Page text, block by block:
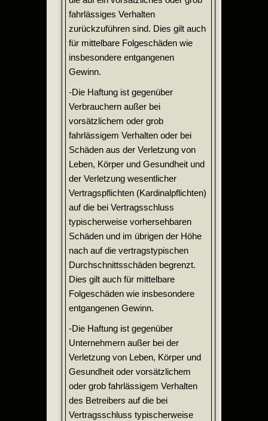
fahrlässiges Verhalten
zurückzuführen sind. Dies gilt auch
für mittelbare Folgeschäden wie
insbesondere entgangenen
Gewinn.
-Die Haftung ist gegenüber
Verbrauchern außer bei
vorsätzlichem oder grob
fahrlässigem Verhalten oder bei
Schäden aus der Verletzung von
Leben, Körper und Gesundheit und
der Verletzung wesentlicher
Vertragspflichten (Kardinalpflichten)
auf die bei Vertragsschluss
typischerweise vorhersehbaren
Schäden und im übrigen der Höhe
nach auf die vertragstypischen
Durchschnittsschäden begrenzt.
Dies gilt auch für mittelbare
Folgeschäden wie insbesondere
entgangenen Gewinn.
-Die Haftung ist gegenüber
Unternehmern außer bei der
Verletzung von Leben, Körper und
Gesundheit oder vorsätzlichem
oder grob fahrlässigem Verhalten
des Betreibers auf die bei
Vertragsschluss typischerweise